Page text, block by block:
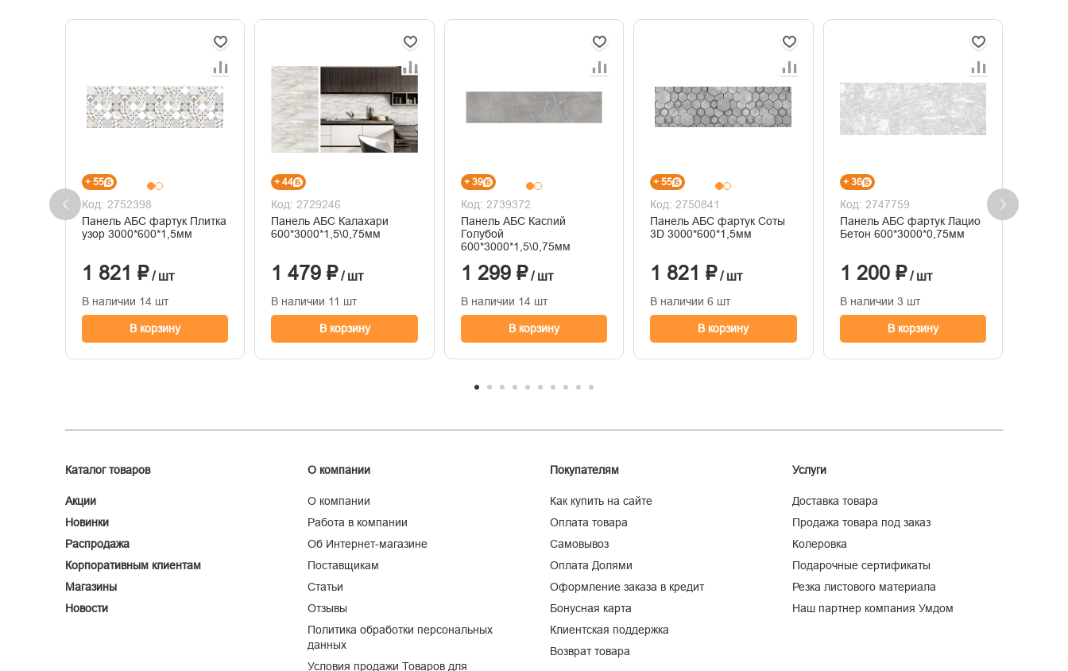
+ 55
Код: 2752398
Панель АБС фартук Плитка
узор 3000*600*1,5мм
1 821 ₽ / шт
В наличии 14 шт
В корзину
+ 44
Код: 2729246
Панель АБС Калахари
600*3000*1,5\0,75мм
1 479 ₽ / шт
В наличии 11 шт
В корзину
+ 39
Код: 2739372
Панель АБС Каспий
Голубой
600*3000*1,5\0,75мм
1 299 ₽/ шт
В наличии 14 шт
В корзину
+ 55
Код: 2750841
Панель АБС фартук Соты
3D 3000*600*1,5мм
1 821 ₽ / шт
В наличии 6 шт
В корзину
+ 36
Код: 2747759
Панель АБС фартук Лацио
Бетон 600*3000*0,75мм
1 200 ₽/ шт
В наличии 3 шт
В корзину
Каталог товаров
Акции
Новинки
Распродажа
Корпоративным клиентам
Магазины
Новости
О компании
О компании
Работа в компании
Об Интернет-магазине
Поставщикам
Статьи
Отзывы
Политика обработки персональных
данных
Условия продажи Товаров для
Покупателям
Как купить на сайте
Оплата товара
Самовывоз
Оплата Долями
Оформление заказа в кредит
Бонусная карта
Клиентская поддержка
Возврат товара
Услуги
Доставка товара
Продажа товара под заказ
Колеровка
Подарочные сертификаты
Резка листового материала
Наш партнер компания Умдом